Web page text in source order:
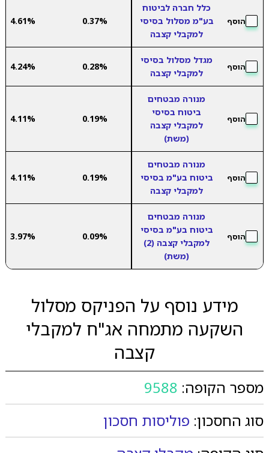
הוסף
כלל חברה לביטוח
בע"מ מסלול בסיסי
למקבלי קצבה
0.37%
4.61%
הוסף
מגדל מסלול בסיסי
למקבלי קצבה
0.28%
4.24%
הוסף
מנורה מבטחים
ביטוח בסיסי
למקבלי קצבה
(משת)
0.19%
4.11%
הוסף
מנורה מבטחים
ביטוח בע"מ בסיסי
למקבלי קצבה
0.19%
4.11%
הוסף
מנורה מבטחים
ביטוח בע"מ בסיסי
למקבלי קצבה (2)
(משת)
0.09%
3.97%
מידע נוסף על הפניקס מסלול
השקעה מתמחה אג"ח למקבלי
קצבה
מספר הקופה: 9588
סוג החסכון: פוליסות חסכון